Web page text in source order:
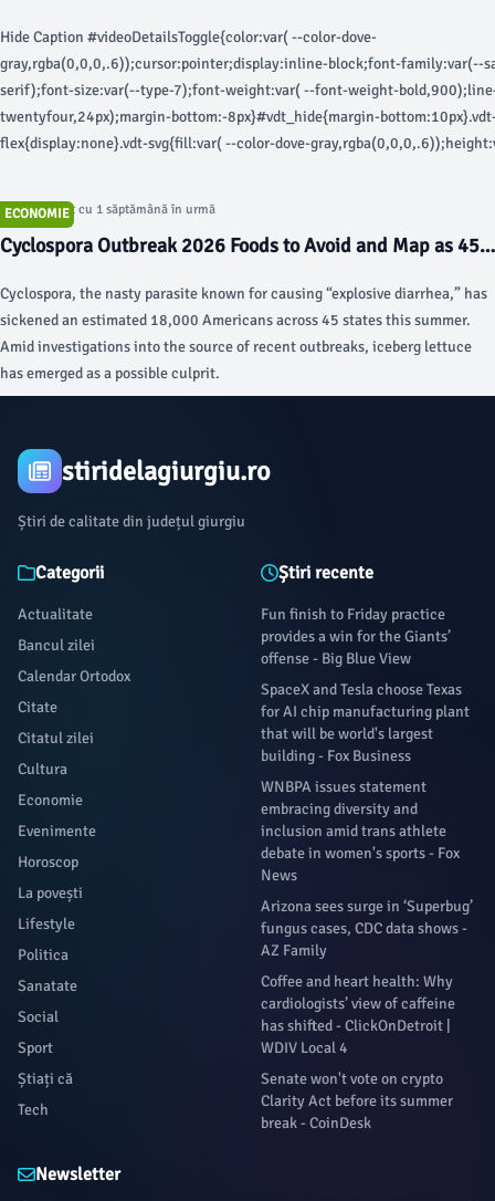
Hide Caption #videoDetailsToggle{color:var( --color-dove-
gray,rgba(0,0,0,.6));cursor:pointer;display:inline-block;font-family:var(--
serif);font-size:var(--type-7);font-weight:var( --font-weight-
twentyfour,24px);margin-bottom:-8px}#vdt_hide{margin-
flex{display:none}.vdt-svg{fill:var( --color-dove-
= ga_data.route.sectionName || ga_data.route.ssts.split('/'), subsection =
ga_data.route.ssts.split('/'); vdToggle.addEventListener('click', ()=> { //
vdShow = document.getElementById('vdt_show'), vdHide =
document.getElementById('vdt_hide'); } vdContainer.hidden =
show/hide elements if (vdContainer.hidden) { vdShow.hidden = false;
{ if (!flagCaption) { flagCaption = true; fireCaptionAnalytics() }
} else { if (window.newrelic) window.newrelic.noticeError('page analytics
catch (e) { if (window.newrelic) window.newrelic.noticeError(e); } } }());
based on math and life expectancy. Should you wait or claim early?Nearly
report.
ECONOMIE
Articol postat cu 1 săptămână în urmă
Cyclospora Outbreak 2026 Foods to Avoid and Map as 45
Cyclospora, the nasty parasite known for causing “explosive diarrhea,” has
sickened an estimated 18,000 Americans across 45 states this summer.
Amid investigations into the source of recent outbreaks, iceberg lettuce
has emerged as a possible culprit.
stiridelagiurgiu.ro
Știri de calitate din județul giurgiu
Categorii
Actualitate
Bancul zilei
Calendar Ortodox
Citate
Citatul zilei
Cultura
Economie
Evenimente
Horoscop
La povești
Lifestyle
Politica
Sanatate
Social
Sport
Știați că
Tech
Știri recente
Fun finish to Friday practice
provides a win for the Giants’
offense - Big Blue View
SpaceX and Tesla choose Texas
for AI chip manufacturing plant
that will be world's largest
building - Fox Business
WNBPA issues statement
embracing diversity and
inclusion amid trans athlete
debate in women's sports - Fox
News
Arizona sees surge in ‘Superbug’
fungus cases, CDC data shows -
AZ Family
Coffee and heart health: Why
cardiologists’ view of caffeine
has shifted - ClickOnDetroit |
WDIV Local 4
Senate won't vote on crypto
Clarity Act before its summer
break - CoinDesk
Newsletter